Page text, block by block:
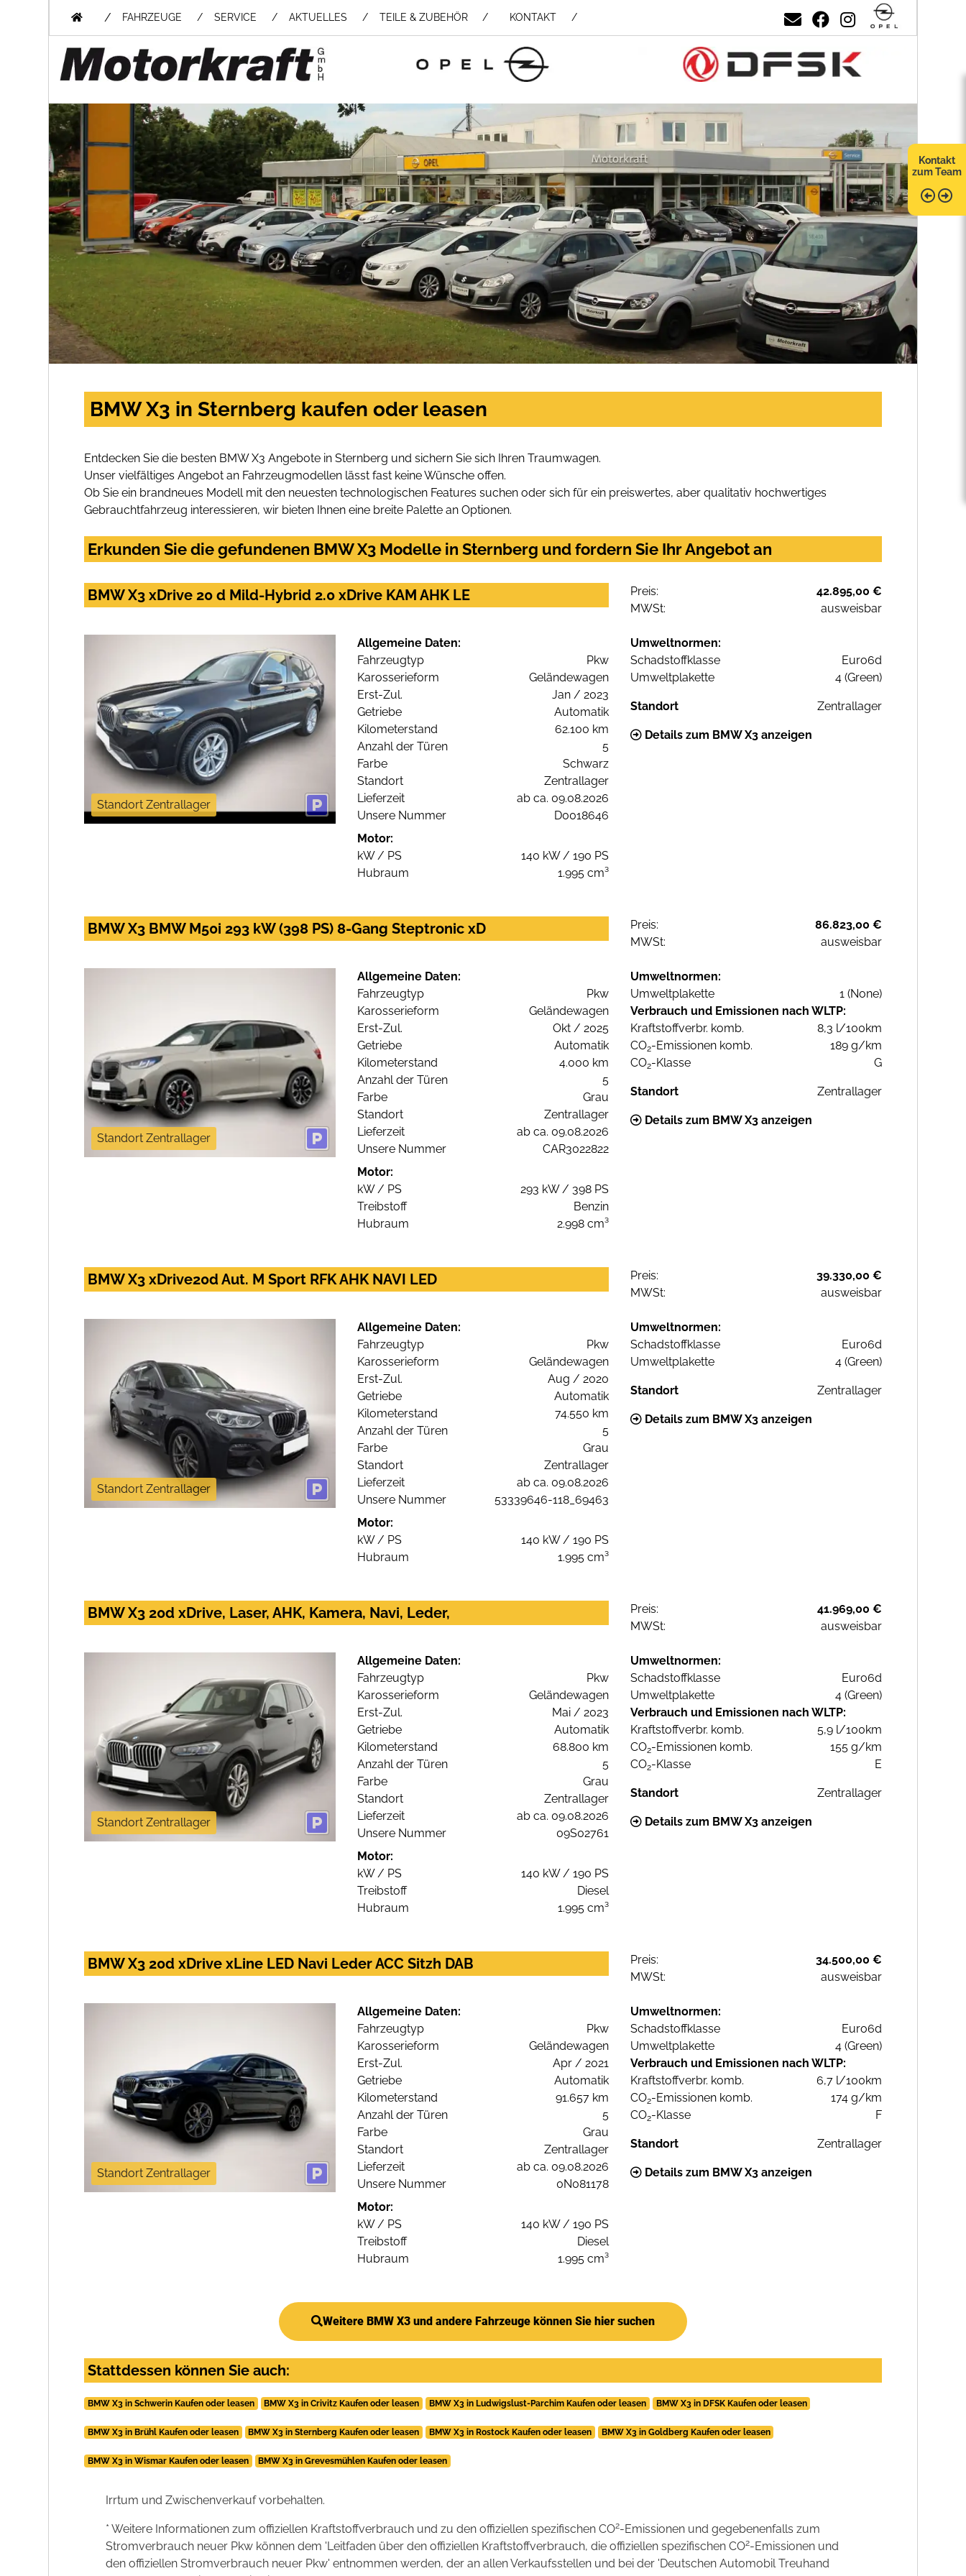
/ FAHRZEUGE SERVICE AKTUELLES TEILE & ZUBEHÖR / KONTAKT
Kontakt
zum Team
BMW X3 in Sternberg kaufen oder leasen
Entdecken Sie die besten BMW X3 Angebote in Sternberg und sichern Sie sich Ihren Traumwagen.
Unser vielfältiges Angebot an Fahrzeugmodellen lässt fast keine Wünsche offen.
Ob Sie ein brandneues Modell mit den neuesten technologischen Features suchen oder sich für ein preiswertes, aber qualitativ hochwertiges
Gebrauchtfahrzeug interessieren, wir bieten Ihnen eine breite Palette an Optionen.
Erkunden Sie die gefundenen BMW X3 Modelle in Sternberg und fordern Sie Ihr Angebot an
BMW X3 xDrive 20 d Mild-Hybrid 2.0 xDrive KAM AHK LE Preis:
42.895,00 €
MWSt:
ausweisbar
Standort Zentrallager
Allgemeine Daten:
Fahrzeugtyp
Pkw
Karosserieform
Geländewagen
Erst-Zul.
Jan / 2023
Getriebe
Automatik
Kilometerstand
62.100 km
Anzahl der Türen
5
Farbe
Schwarz
Standort
Zentrallager
Lieferzeit
ab ca. 09.08.2026
Unsere Nummer
D0018646
Motor:
kW / PS
140 kW / 190 PS
Hubraum
1.995 cm³
Umweltnormen:
Schadstoffklasse
Euro6d
Umweltplakette
4 (Green)
Standort Zentrallager
Details zum BMW X3 anzeigen
BMW X3 BMW M50i 293 kW (398 PS) 8-Gang Steptronic xD Preis:
86.823,00 €
MWSt:
ausweisbar
Standort Zentrallager
Allgemeine Daten:
Fahrzeugtyp
Pkw
Karosserieform
Geländewagen
Erst-Zul.
Okt / 2025
Getriebe
Automatik
Kilometerstand
4.000 km
Anzahl der Türen
5
Farbe
Grau
Standort
Zentrallager
Lieferzeit
ab ca. 09.08.2026
Unsere Nummer
CAR3022822
Motor:
kW / PS
293 kW / 398 PS
Treibstoff
Benzin
Hubraum
2.998 cm³
Umweltnormen:
Umweltplakette
1 (None)
Verbrauch und Emissionen nach WLTP:
Kraftstoffverbr. komb.
8,3 l/100km
CO2-Emissionen komb.
189 g/km
CO2-Klasse G
Standort Zentrallager
Details zum BMW X3 anzeigen
BMW X3 xDrive20d Aut. M Sport RFK AHK NAVI LED Preis:
39.330,00 €
MWSt:
ausweisbar
Standort Zentrallager
Allgemeine Daten:
Fahrzeugtyp
Pkw
Karosserieform
Geländewagen
Erst-Zul.
Aug / 2020
Getriebe
Automatik
Kilometerstand
74.550 km
Anzahl der Türen
5
Farbe
Grau
Standort
Zentrallager
Lieferzeit
ab ca. 09.08.2026
Unsere Nummer
53339646-118_69463
Motor:
kW / PS
140 kW / 190 PS
Hubraum
1.995 cm³
Umweltnormen:
Schadstoffklasse
Euro6d
Umweltplakette
4 (Green)
Standort Zentrallager
Details zum BMW X3 anzeigen
BMW X3 20d xDrive, Laser, AHK, Kamera, Navi, Leder, Preis:
41.969,00 €
MWSt:
ausweisbar
Standort Zentrallager
Allgemeine Daten:
Fahrzeugtyp
Pkw
Karosserieform
Geländewagen
Erst-Zul.
Mai / 2023
Getriebe
Automatik
Kilometerstand
68.800 km
Anzahl der Türen
5
Farbe
Grau
Standort
Zentrallager
Lieferzeit
ab ca. 09.08.2026
Unsere Nummer
09S02761
Motor:
kW / PS
140 kW / 190 PS
Treibstoff
Diesel
Hubraum
1.995 cm³
Umweltnormen:
Schadstoffklasse
Euro6d
Umweltplakette
4 (Green)
Verbrauch und Emissionen nach WLTP:
Kraftstoffverbr. komb.
5,9 l/100km
CO2-Emissionen komb.
155 g/km
CO2-Klasse E
Standort Zentrallager
Details zum BMW X3 anzeigen
BMW X3 20d xDrive xLine LED Navi Leder ACC Sitzh DAB Preis:
34.500,00 €
MWSt:
ausweisbar
Standort Zentrallager
Allgemeine Daten:
Fahrzeugtyp
Pkw
Karosserieform
Geländewagen
Erst-Zul.
Apr / 2021
Getriebe
Automatik
Kilometerstand
91.657 km
Anzahl der Türen
5
Farbe
Grau
Standort
Zentrallager
Lieferzeit
ab ca. 09.08.2026
Unsere Nummer
0N081178
Motor:
kW / PS
140 kW / 190 PS
Treibstoff
Diesel
Hubraum
1.995 cm³
Umweltnormen:
Schadstoffklasse
Euro6d
Umweltplakette
4 (Green)
Verbrauch und Emissionen nach WLTP:
Kraftstoffverbr. komb.
6,7 l/100km
CO2-Emissionen komb.
174 g/km
CO2-Klasse F
Standort Zentrallager
Details zum BMW X3 anzeigen
Weitere BMW X3 und andere Fahrzeuge können Sie hier suchen
Stattdessen können Sie auch:
BMW X3 in Schwerin Kaufen oder leasen BMW X3 in Crivitz Kaufen oder leasen BMW X3 in Ludwigslust-Parchim Kaufen oder leasen BMW X3 in DFSK Kaufen oder leasen
BMW X3 in Brühl Kaufen oder leasen BMW X3 in Sternberg Kaufen oder leasen BMW X3 in Rostock Kaufen oder leasen BMW X3 in Goldberg Kaufen oder leasen
BMW X3 in Wismar Kaufen oder leasen BMW X3 in Grevesmühlen Kaufen oder leasen
Irrtum und Zwischenverkauf vorbehalten.
* Weitere Informationen zum offiziellen Kraftstoffverbrauch und zu den offiziellen spezifischen CO2-Emissionen und gegebenenfalls zum
Stromverbrauch neuer Pkw können dem 'Leitfaden über den offiziellen Kraftstoffverbrauch, die offiziellen spezifischen CO2-Emissionen und
den offiziellen Stromverbrauch neuer Pkw' entnommen werden, der an allen Verkaufsstellen und bei der 'Deutschen Automobil Treuhand